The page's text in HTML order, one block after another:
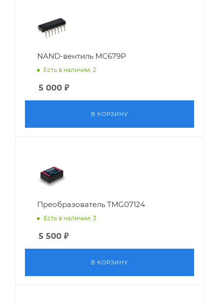
NAND-вентиль MC679P
Есть в наличии: 2
5 000 ₽
В КОРЗИНУ
Преобразователь TMG07124
Есть в наличии: 3
5 500 ₽
В КОРЗИНУ